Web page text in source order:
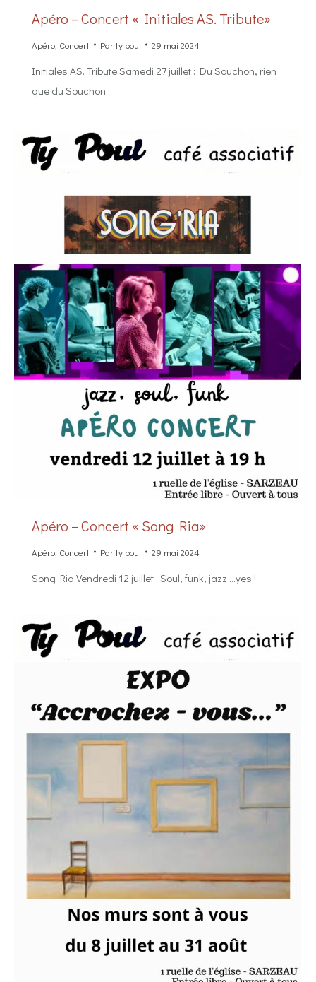
Apéro – Concert « Initiales AS. Tribute»
Apéro Concert Party poul 29 mai 2024
Initiales AS. Tribute Samedi 27 juillet : Du Souchon, rien
que du Souchon
Apéro – Concert « Song Ria»
Apéro Concert Party poul 29 mai 2024
Song Ria Vendredi 12 juillet : Soul, funk, jazz …yes !